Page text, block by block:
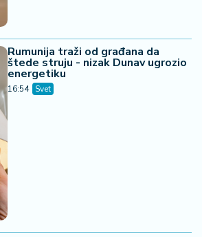
Rumunija traži od građana da
štede struju - nizak Dunav ugrozio
energetiku
16:54 Svet